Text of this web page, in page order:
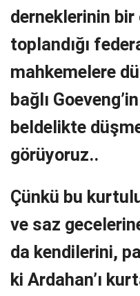
derneklerinin bir
toplandığı
mahkemelere
bağlı
beldelikte
görüyoruz..
Çünkü bu
ve saz
da kendilerini,
ki Ardahan’ı